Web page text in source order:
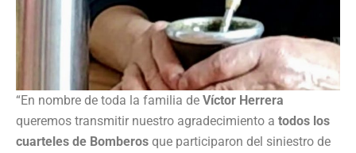
“En nombre de toda la familia de Víctor Herrera
queremos transmitir nuestro agradecimiento a todos los
cuarteles de Bomberos que participaron del siniestro de